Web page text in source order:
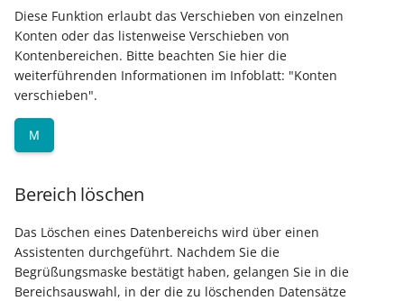
Diese Funktion erlaubt das Verschieben von einzelnen
Konten oder das listenweise Verschieben von
Kontenbereichen. Bitte beachten Sie hier die
weiterführenden Informationen im Infoblatt: "Konten
verschieben".
M
Bereich löschen
Das Löschen eines Datenbereichs wird über einen
Assistenten durchgeführt. Nachdem Sie die
Begrüßungsmaske bestätigt haben, gelangen Sie in die
Bereichsauswahl, in der die zu löschenden Datensätze